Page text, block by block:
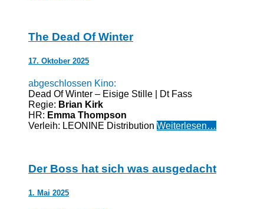
The Dead Of Winter
17. Oktober 2025
abgeschlossen Kino:
Dead Of Winter – Eisige Stille | Dt Fass
Regie: Brian Kirk
HR: Emma Thompson
Verleih: LEONINE Distribution Weiterlesen…
Der Boss hat sich was ausgedacht
1. Mai 2025